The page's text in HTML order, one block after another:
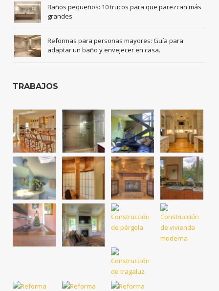
Baños pequeños: 10 trucos para que parezcan más
grandes.
Reformas para personas mayores: Guía para
adaptar un baño y envejecer en casa.
TRABAJOS